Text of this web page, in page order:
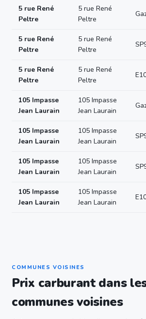
5 rue René
Peltre
5 rue René
Peltre
5 rue René
Peltre
5 rue René
Peltre
5 rue René
Peltre
5 rue René
Peltre
105 Impasse
Jean Laurain
105 Impasse
Jean Laurain
105 Impasse
Jean Laurain
105 Impasse
Jean Laurain
105 Impasse
Jean Laurain
105 Impasse
Jean Laurain
105 Impasse
Jean Laurain
105 Impasse
Jean Laurain
COMMUNES VOISINES
Prix carburant dans
communes voisines